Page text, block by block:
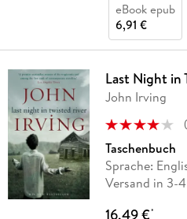
eBook epub
6,91 €
Last Night in
John Irving
(
Taschenbuch
Sprache:
Versand in 3-
16,49 €*